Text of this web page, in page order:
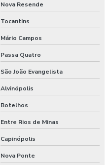
Nova Resende
Tocantins
Mário Campos
Passa Quatro
São João Evangelista
Alvinópolis
Botelhos
Entre Rios de Minas
Capinópolis
Nova Ponte